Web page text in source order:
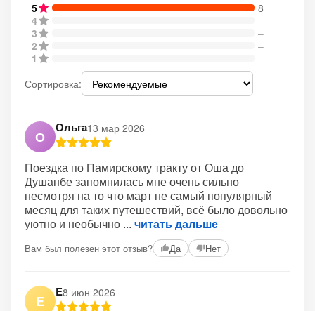
5
8
4
–
3
–
2
–
1
–
Сортировка:
О
Ольга13 мар 2026
Поездка по Памирскому тракту от Оша до
Душанбе запомнилась мне очень сильно
несмотря на то что март не самый популярный
месяц для таких путешествий, всё было довольно
уютно и необычно
читать дальше
Вам был полезен этот отзыв? Да Нет
E
E8 июн 2026